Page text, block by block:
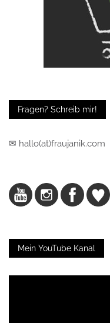
Fragen? Schreib mir!
✉ hallo(at)fraujanik.com
Mein YouTube Kanal